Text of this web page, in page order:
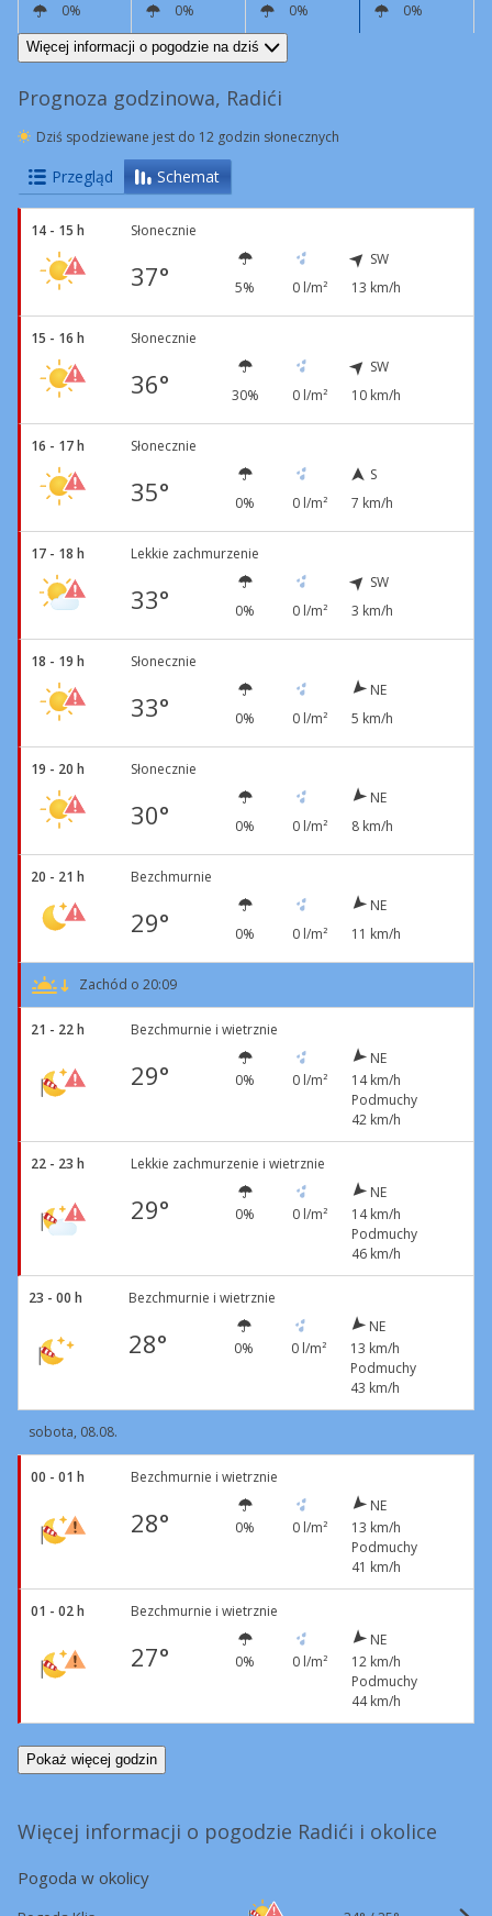
0% 0% 0%
0%
SW
10 km/h NE
10 km/h
Podmuchy
42 km/h
Więcej informacji o pogodzie na dziś
Prognoza godzinowa, Radići
Dziś spodziewane jest do 12 godzin słonecznych
Przegląd Schemat
14 - 15 h Słonecznie
37° 5% 0 l/m²
SW
13 km/h
15 - 16 h Słonecznie
36° 30% 0 l/m²
SW
10 km/h
16 - 17 h Słonecznie
35° 0% 0 l/m²
S
7 km/h
17 - 18 h Lekkie zachmurzenie
33° 0% 0 l/m²
SW
3 km/h
18 - 19 h Słonecznie
33° 0% 0 l/m²
NE
5 km/h
19 - 20 h Słonecznie
30° 0% 0 l/m²
NE
8 km/h
20 - 21 h Bezchmurnie
29° 0% 0 l/m²
NE
11 km/h
Zachód o 20:09
21 - 22 h Bezchmurnie i wietrznie
29° 0% 0 l/m²
NE
14 km/h
Podmuchy
42 km/h
22 - 23 h Lekkie zachmurzenie i wietrznie
29° 0% 0 l/m²
NE
14 km/h
Podmuchy
46 km/h
23 - 00 h Bezchmurnie i wietrznie
28° 0% 0 l/m²
NE
13 km/h
Podmuchy
43 km/h
sobota, 08.08.
00 - 01 h Bezchmurnie i wietrznie
28° 0% 0 l/m²
NE
13 km/h
Podmuchy
41 km/h
01 - 02 h Bezchmurnie i wietrznie
27° 0% 0 l/m²
NE
12 km/h
Podmuchy
44 km/h
Pokaż więcej godzin
Więcej informacji o pogodzie Radići i okolice
Pogoda w okolicy